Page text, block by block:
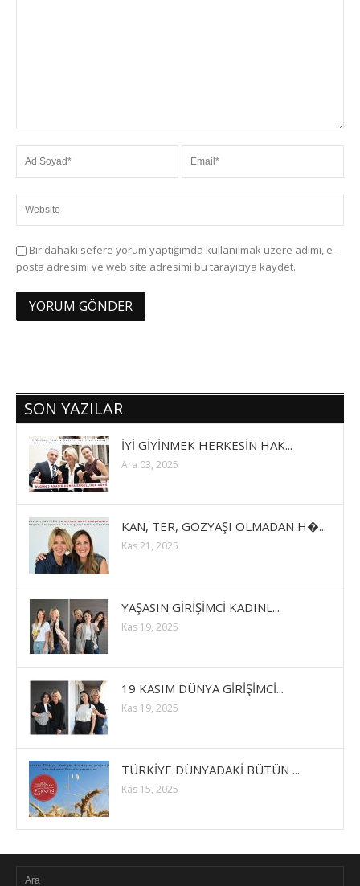
Bir dahaki sefere yorum yaptığımda kullanılmak üzere adımı, e-
posta adresimi ve web site adresimi bu tarayıcıya kaydet.
SON YAZILAR
İYİ GİYİNMEK HERKESİN HAK...
Ara 03, 2025
KAN, TER, GÖZYAŞI OLMADAN H�...
Kas 21, 2025
YAŞASIN GİRİŞİMCİ KADINL...
Kas 19, 2025
19 KASIM DÜNYA GİRİŞİMCİ...
Kas 19, 2025
TÜRKİYE DÜNYADAKİ BÜTÜN ...
Kas 15, 2025